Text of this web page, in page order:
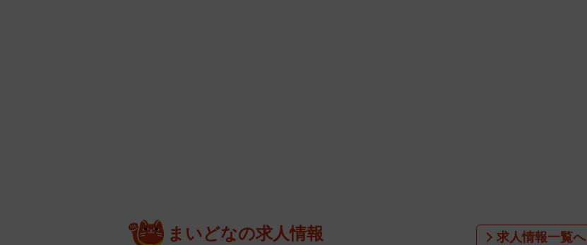
東京ディズニーランドのレストランで提供されるペースト加工サービスが話題に（ふぢ●らさん提供）
まいどなの求人情報 求人情報一覧へ